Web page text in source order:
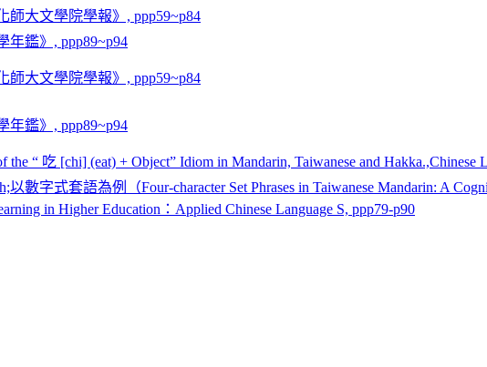
師大文學院學報》, ppp59~p84
年鑑》, ppp89~p94
師大文學院學報》, ppp59~p84
年鑑》, ppp89~p94
“ 吃 [chi] (eat) + Object” Idiom in Mandarin, Taiwanese and Hakka.,Chinese
數字式套語為例（Four-character Set Phrases in Taiwanese Mandarin: A
in Higher Education：Applied Chinese Language S, ppp79-p90